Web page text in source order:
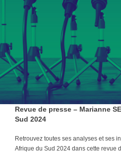
Revue de presse – Marianne
Sud 2024
Retrouvez toutes ses analyses et ses
Afrique du Sud 2024 dans cette revue